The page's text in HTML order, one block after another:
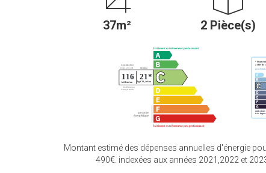
37m² 2 Pièce(s)
Montant estimé des dépenses annuelles d'énergie
490€. indexées aux années 2021,2022 et